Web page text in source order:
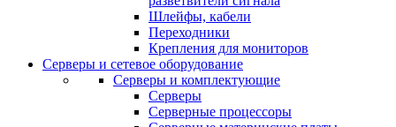
Шлейфы, кабели
Переходники
Крепления для мониторов
Серверы и сетевое оборудование
Серверы и комплектующие
Серверы
Серверные процессоры